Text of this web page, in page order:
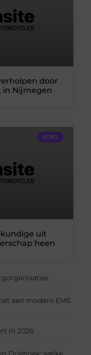
een modern EMS
in 2026
door
in Nijmegen
ZORG
uit
heen